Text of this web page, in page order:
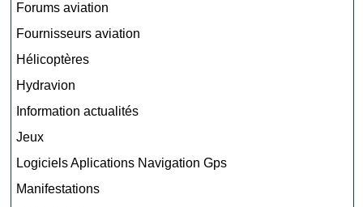
Forums aviation
Fournisseurs aviation
Hélicoptères
Hydravion
Information actualités
Jeux
Logiciels Aplications Navigation Gps
Manifestations